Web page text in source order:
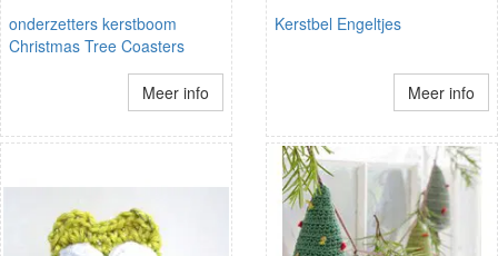
onderzetters kerstboom
Christmas Tree Coasters
Meer info
Kerstbel Engeltjes
Meer info